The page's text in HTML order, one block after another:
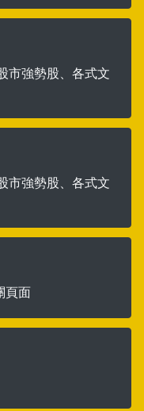
市強勢股、各式文
市強勢股、各式文
頁面